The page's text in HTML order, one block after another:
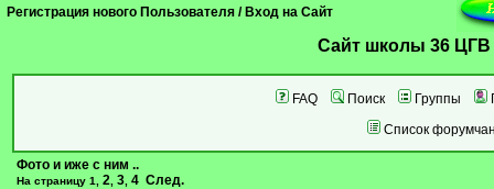
Регистрация нового Пользователя / Вход на Сайт
Cайт школы 36
FAQ Поиск Группы
Список
Фото и иже с ним ..
На страницу 1 2 3 4 След.